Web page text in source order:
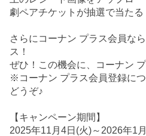
劇ペアチケットが抽選で当たる
さらにコーナン プラス会員な
ス！
ぜひ！この機会に、コーナン
※コーナン プラス会員登録に
どうぞ♪
【キャンペーン期間】
2025年11月4日(火)～2026年1